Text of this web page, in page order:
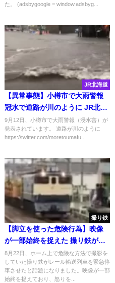
た。 (adsbygoogle = window.adsbyg...
JR北海道
【異常事態】小樽市で大雨警報
冠水で道路が川のように JR北海
道、函館本線などが相次いで運
休
9月12日、小樽市で大雨警報（浸水害）が
発表されています。 道路が川のように
https://twitter.com/moretoumafu...
撮り鉄
【脚立を使った危険行為】映像
が一部始終を捉えた 撮り鉄が列
車を緊急停車させる 怒りの警笛
に運転士が｢こらー!｣ 駅員が注意
しても撮影続行
8月22日、ホーム上で危険な方法で撮影を
していた撮り鉄がレール輸送列車を緊急停
車させたと話題になりました。映像が一部
始終を捉えており、怒りを...